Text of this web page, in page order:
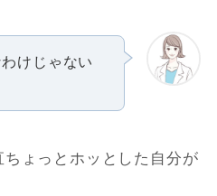
けじゃない
ょっとホッとした自分が